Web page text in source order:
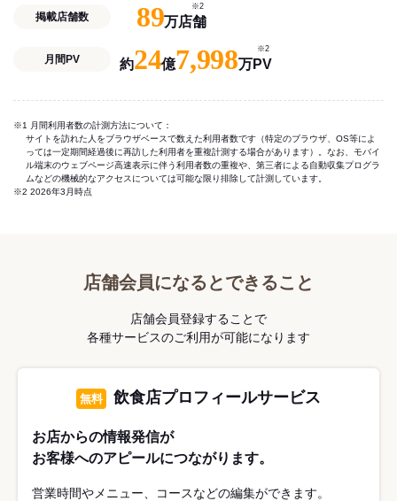
掲載店舗数 89万店舗
※2
月間PV 約24億7,998万PV
※2
※1 月間利用者数の計測方法について：
サイトを訪れた人をブラウザベースで数えた利用者数です（特定のブラウザ、OS等によ
っては一定期間経過後に再訪した利用者を重複計測する場合があります）。なお、モバイ
ル端末のウェブページ高速表示に伴う利用者数の重複や、第三者による自動収集プログラ
ムなどの機械的なアクセスについては可能な限り排除して計測しています。
※2 2026年3月時点
店舗会員になるとできること
店舗会員登録することで
各種サービスのご利用が可能になります
無料 飲食店プロフィールサービス
お店からの情報発信が
お客様へのアピールにつながります。
営業時間やメニュー、コースなどの編集ができます。